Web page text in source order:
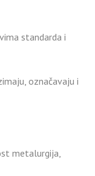
standarda i
označavaju i
metalurgija,